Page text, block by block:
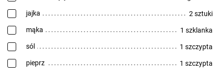
jajka 2 sztuki
mąka 1 szklanka
sól 1 szczypta
pieprz 1 szczypta